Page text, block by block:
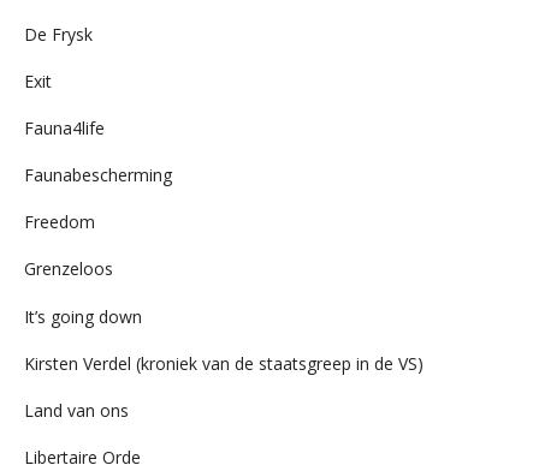
De Frysk
Exit
Fauna4life
Faunabescherming
Freedom
Grenzeloos
It’s going down
Kirsten Verdel (kroniek van de staatsgreep in de VS)
Land van ons
Libertaire Orde